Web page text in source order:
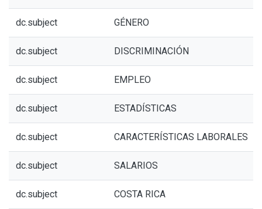
dc.subject GÉNERO
dc.subject DISCRIMINACIÓN
dc.subject EMPLEO
dc.subject ESTADÍSTICAS
dc.subject CARACTERÍSTICAS LABORALES
dc.subject SALARIOS
dc.subject COSTA RICA